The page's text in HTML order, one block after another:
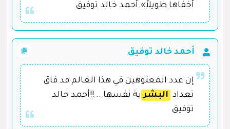
أخفاها طويلاً».أحمد خالد توفيق
أحمد خالد توفيق
إن عدد المعتوهين في هذا العالم قد فاق
تعداد البشر ية نفسها .. !!أحمد خالد
توفيق